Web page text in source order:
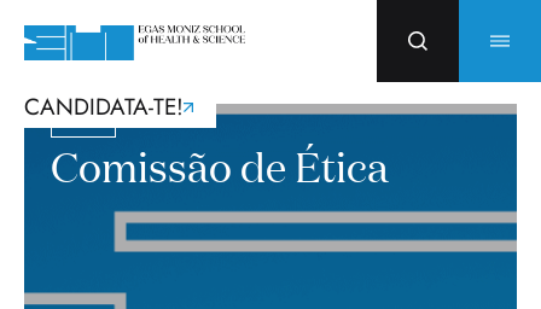
CANDIDATA-TE!
Sobre
Comissão de Ética